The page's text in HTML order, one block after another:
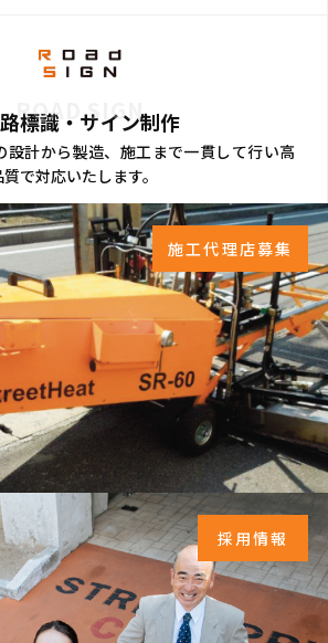
ROAD SIGN
標識・サイン制作
設計から製造、施工まで一貫して行い高
で対応いたします。
施工代理店募集
採用情報